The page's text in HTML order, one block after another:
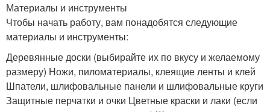
Материалы и инструменты
Чтобы начать работу, вам понадобятся следующие
материалы и инструменты:
Деревянные доски (выбирайте их по вкусу и желаемому
размеру) Ножи, пиломатериалы, клеящие ленты и клей
Шпатели, шлифовальные панели и шлифовальные круги
Защитные перчатки и очки Цветные краски и лаки (если